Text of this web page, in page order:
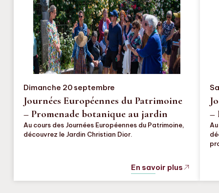
Dimanche 20 septembre
Journées Européennes du Patrimoine
– Promenade botanique au jardin
Au cours des Journées Européennes du Patrimoine,
découvrez le Jardin Christian Dior.
En savoir plus
–